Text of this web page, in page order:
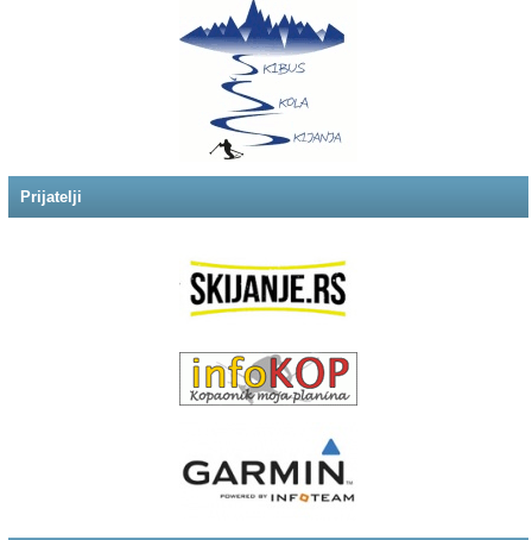
Prijatelji